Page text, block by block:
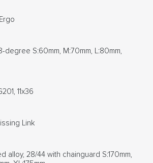
degree S:60mm, M:70mm, L:80mm,
11x36
Link
alloy, 28/44 with chainguard S:170mm,